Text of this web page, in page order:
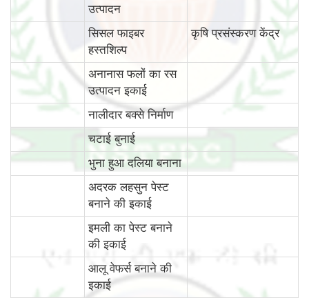
उत्पादन
सिसल फाइबर
हस्तशिल्प
कृषि प्रसंस्करण केंद्र
अनानास फलों का रस
उत्पादन इकाई
नालीदार बक्से निर्माण
चटाई बुनाई
भुना हुआ दलिया बनाना
अदरक लहसुन पेस्ट
बनाने की इकाई
इमली का पेस्ट बनाने
की इकाई
आलू वेफर्स बनाने की
इकाई